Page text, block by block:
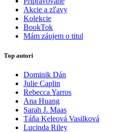
Akcie a zľavy
Kolekcie
BookTok
Mám záujem o titul
Top autori
Dominik Dán
Julie Caplin
Rebecca Yarros
Ana Huang
Sarah J. Maas
Táňa Keleová Vasilková
Lucinda Riley